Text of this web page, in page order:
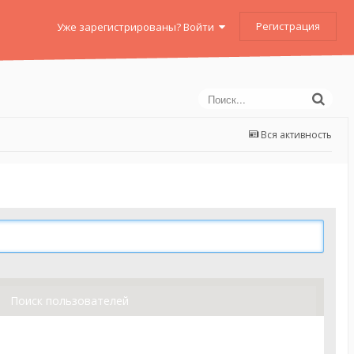
Уже зарегистрированы? Войти Регистрация
Вся активность
Поиск пользователей